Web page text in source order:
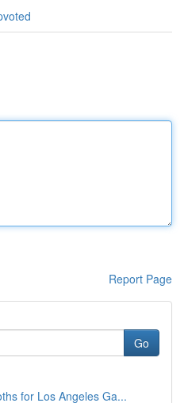
Report Page
Go
for Los Angeles Ga...